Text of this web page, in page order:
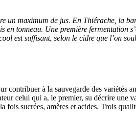
un maximum de jus. En Thiérache, la
en tonneau. Une première fermentation
est suffisant, selon le cidre que l’on
à la sauvegarde des variétés
celui qui a, le premier, su décrire une
sucrées, amères et acides. Trois